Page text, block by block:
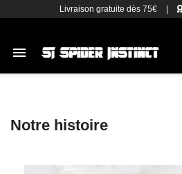
Livraison gratuite dès 75€

Notre histoire